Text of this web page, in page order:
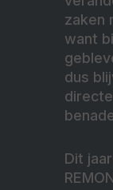
zaken
want
dus
Dit